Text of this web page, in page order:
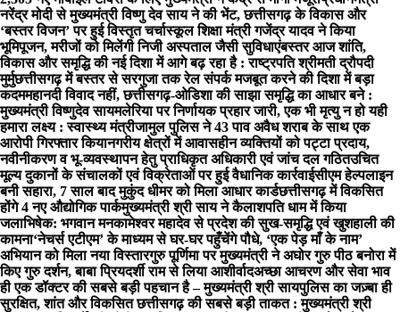
नरेंद्र मोदी से मुख्यमंत्री विष्णु देव साय ने की भेंट, छत्तीसगढ़ के विकास और
‘बस्तर विजन’ पर हुई विस्तृत चर्चास्कूल शिक्षा मंत्री गजेंद्र यादव ने किया
भूमिपूजन, मरीजों को मिलेंगी निजी अस्पताल जैसी सुविधाएंबस्तर आज शांति,
विकास और समृद्धि की नई दिशा में आगे बढ़ रहा है : राष्ट्रपति श्रीमती द्रौपदी
मुर्मुछत्तीसगढ़ में बस्तर से सरगुजा तक रेल संपर्क मजबूत करने की दिशा में बड़ा
कदममहानदी विवाद नहीं, छत्तीसगढ़-ओडिशा की साझा समृद्धि का आधार बने :
मुख्यमंत्री विष्णुदेव सायमलेरिया पर निर्णायक प्रहार जारी, एक भी मृत्यु न हो यही
हमारा लक्ष्य : स्वास्थ्य मंत्रीजामुल पुलिस ने 43 पाव अवैध शराब के साथ एक
आरोपी गिरफ्तार कियानगरीय क्षेत्रों में आवासहीन व्यक्तियों को पट्टा प्रदाय,
नवीनीकरण व भू-व्यवस्थापन हेतु प्राधिकृत अधिकारी एवं जांच दल गठितउचित
मूल्य दुकानों के संचालकों एवं विक्रेताओं पर हुई वैधानिक कार्रवाईसीएम हेल्पलाइन
बनी सहारा, 7 साल बाद मुकुंद धीमर को मिला आधार कार्डछत्तीसगढ़ में विकसित
होंगे 4 नए औद्योगिक पार्कमुख्यमंत्री श्री साय ने कैलाशपति धाम में किया
जलाभिषेक: भगवान मनकामेश्वर महादेव से प्रदेश की सुख-समृद्धि एवं खुशहाली की
कामना‘नेचर्स एटीएम’ के माध्यम से घर-घर पहुँचेंगे पौधे, ‘एक पेड़ माँ के नाम’
अभियान को मिला नया विस्तारगुरु पूर्णिमा पर मुख्यमंत्री ने अघोर गुरु पीठ बनोरा में
किए गुरु दर्शन, बाबा प्रियदर्शी राम से लिया आशीर्वादअच्छा आचरण और सेवा भाव
ही एक डॉक्टर की सबसे बड़ी पहचान है – मुख्यमंत्री श्री सायपुलिस का जज़्बा ही
सुरक्षित, शांत और विकसित छत्तीसगढ़ की सबसे बड़ी ताकत : मुख्यमंत्री श्री